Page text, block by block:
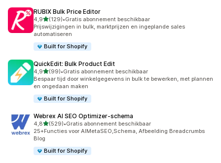
RUBIX Bulk Price Editor
4,9van 5 sterren
(129)
129 recensies in totaal
•Gratis abonnement beschikbaar
Prijswijzigingen in bulk, marktprijzen en ingeplande sales
automatiseren
Built for Shopify
QuickEdit: Bulk Product Edit
4,9van 5 sterren
(99)
99 recensies in totaal
•Gratis abonnement beschikbaar
Bespaar tijd door winkelgegevens in bulk te bewerken, met plannen
en ongedaan maken
Built for Shopify
Webrex AI SEO Optimizer‑schema
4,8van 5 sterren
(529)
529 recensies in totaal
•Gratis abonnement beschikbaar
25+Functies voor AIMetaSEO,Schema, Afbeelding Breadcrumbs
BIog
Built for Shopify